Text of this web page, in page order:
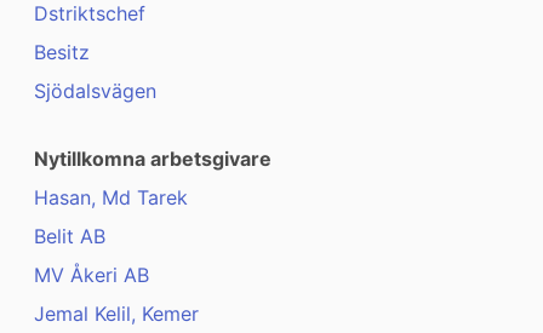
Dstriktschef
Besitz
Sjödalsvägen
Nytillkomna arbetsgivare
Hasan, Md Tarek
Belit AB
MV Åkeri AB
Jemal Kelil, Kemer